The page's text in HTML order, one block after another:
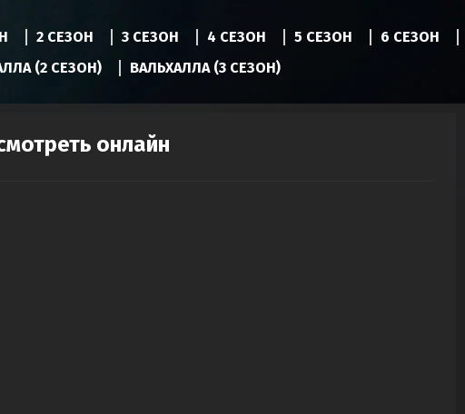
2 СЕЗОН 3 СЕЗОН 4 СЕЗОН 5 СЕЗОН 6 СЕЗОН
(2 СЕЗОН)
ВАЛЬХАЛЛА (3 СЕЗОН)
онлайн